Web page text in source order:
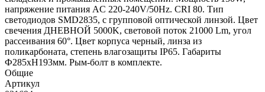
напряжение питания AC 220-240V/50Hz. CRI 80. Тип
светодиодов SMD2835, с групповой оптической линзой. Цвет
свечения ДНЕВНОЙ 5000K, световой поток 21000 Lm, угол
рассеивания 60°. Цвет корпуса черный, линза из
поликарбоната, степень влагозащиты IP65. Габариты
Ф285xH193мм. Рым-болт в комплекте.
Общие
Артикул